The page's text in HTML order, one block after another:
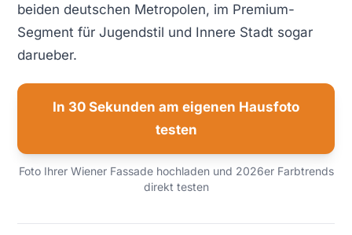
beiden deutschen Metropolen, im Premium-
Segment für Jugendstil und Innere Stadt sogar
darueber.
In 30 Sekunden am eigenen Hausfoto
testen
Foto Ihrer Wiener Fassade hochladen und 2026er Farbtrends
direkt testen